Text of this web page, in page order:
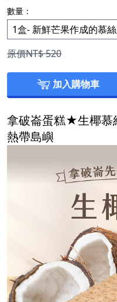
數量：
原價NT$520
加入購物車
拿破崙蛋糕★生椰慕
熱帶島嶼